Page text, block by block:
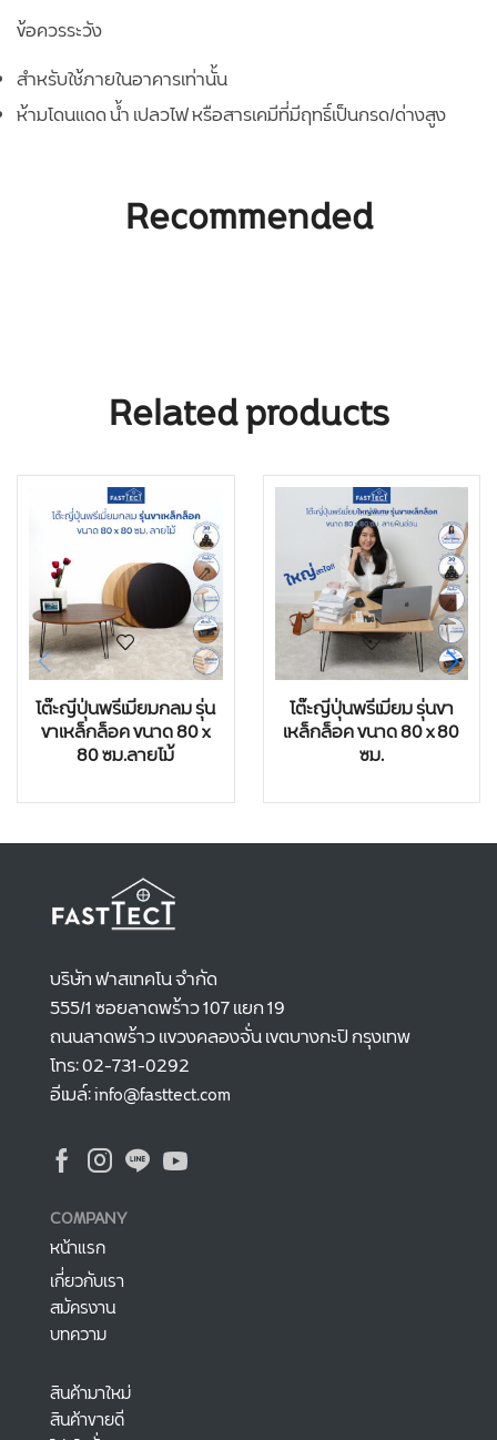
ข้อควรระวัง
สำหรับใช้ภายในอาคารเท่านั้น
ห้ามโดนแดด น้ำ เปลวไฟ หรือสารเคมีที่มีฤทธิ์เป็นกรด/ด่างสูง
Recommended
Related products
โต๊ะญี่ปุ่นพรีเมี่ยมกลม รุ่น
ขาเหล็กล็อค ขนาด 80 x
80 ซม.ลายไม้
โต๊ะญี่ปุ่นพรีเมี่ยม รุ่นขา
เหล็กล็อค ขนาด 80 x 80
ซม.
บริษัท ฟาสเทคโน จำกัด
555/1 ซอยลาดพร้าว 107 แยก 19
ถนนลาดพร้าว แขวงคลองจั่น เขตบางกะปิ กรุงเทพ
โทร: 02-731-0292
อีเมล์: info@fasttect.com
COMPANY
หน้าแรก
เกี่ยวกับเรา
สมัครงาน
บทความ
สินค้ามาใหม่
สินค้าขายดี